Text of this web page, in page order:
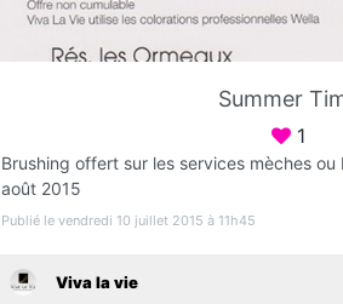
Ouvert jusqu'à
Summer
1
Brushing offert sur les services mèches
août 2015
Publié le vendredi 10 juillet 2015 à 11h45
Viva la vie